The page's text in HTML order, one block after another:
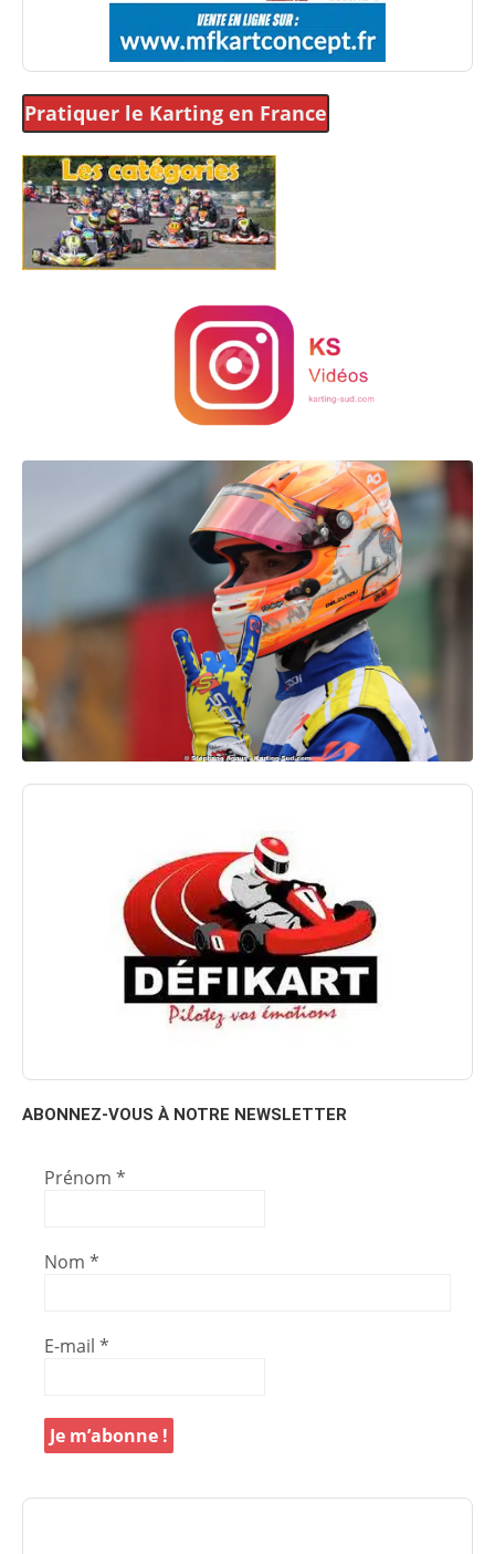
Pratiquer le Karting en France
ABONNEZ-VOUS À NOTRE NEWSLETTER
Prénom *
Nom *
E-mail *